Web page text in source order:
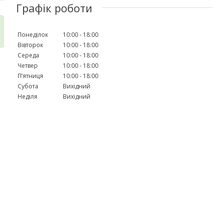
Графік роботи
Понеділок 10:00
18:00
Вівторок
10:00
18:00
Середа
10:00
18:00
Четвер
10:00
18:00
Пʼятниця
10:00
18:00
Субота
Вихідний
Неділя
Вихідний